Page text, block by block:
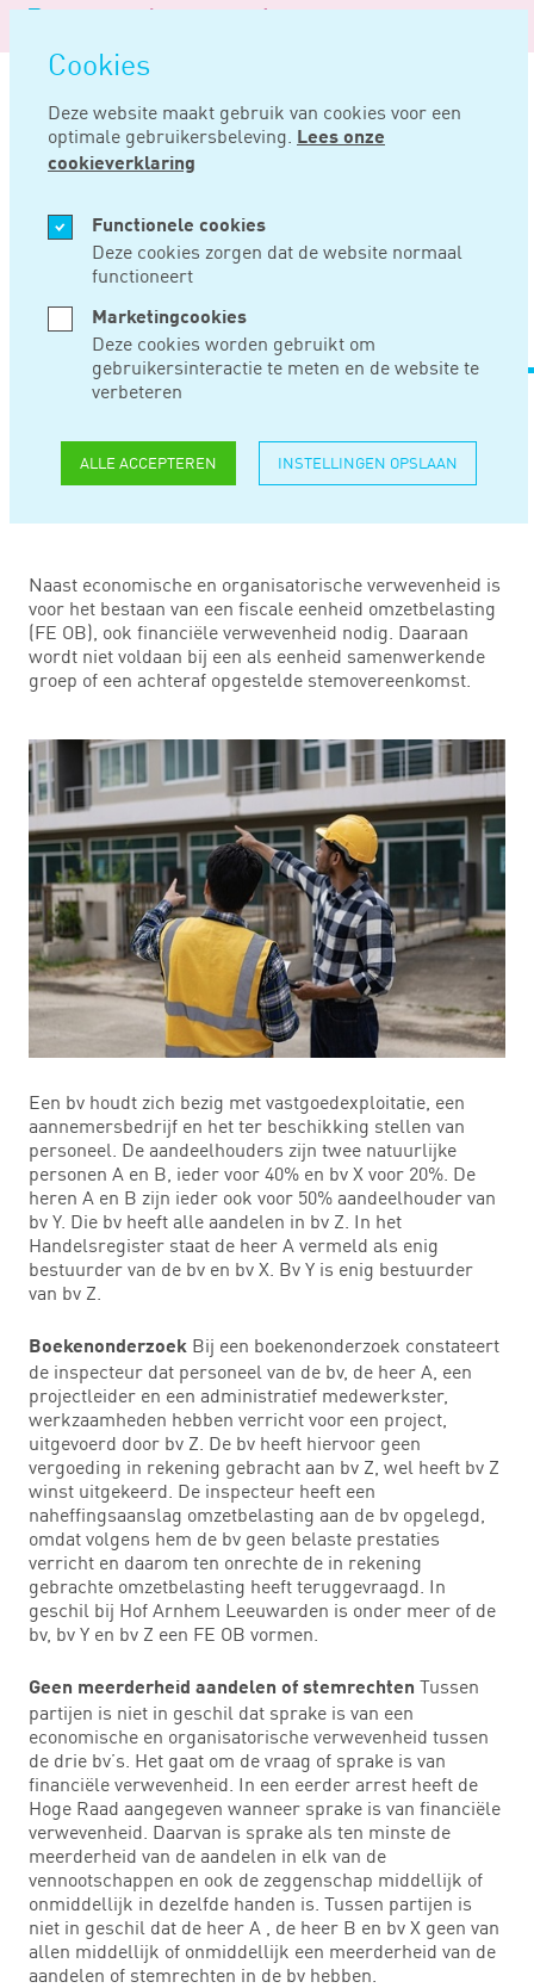
overslaan
Cookies
Deze website maakt gebruik van cookies voor een
optimale gebruikersbeleving. Lees onze
cookieverklaring
Functionele cookies
Deze cookies zorgen dat de website normaal
functioneert
Marketingcookies
Deze cookies worden gebruikt om
gebruikersinteractie te meten en de website te
verbeteren
ALLE ACCEPTEREN INSTELLINGEN OPSLAAN
Logo
Noord
Negentig
Home Nieuws
JUN 27, 2024
ACHTERAF
OPGESTELDE
LEIDT NIET TOT FE
OB
Naast economische en organisatorische verwevenheid is
voor het bestaan van een fiscale eenheid omzetbelasting
(FE OB), ook financiële verwevenheid nodig. Daaraan
wordt niet voldaan bij een als eenheid samenwerkende
groep of een achteraf opgestelde stemovereenkomst.
Een bv houdt zich bezig met vastgoedexploitatie, een
aannemersbedrijf en het ter beschikking stellen van
personeel. De aandeelhouders zijn twee natuurlijke
personen A en B, ieder voor 40% en bv X voor 20%. De
heren A en B zijn ieder ook voor 50% aandeelhouder van
bv Y. Die bv heeft alle aandelen in bv Z. In het
Handelsregister staat de heer A vermeld als enig
bestuurder van de bv en bv X. Bv Y is enig bestuurder
van bv Z.
Boekenonderzoek Bij een boekenonderzoek constateert
de inspecteur dat personeel van de bv, de heer A, een
projectleider en een administratief medewerkster,
werkzaamheden hebben verricht voor een project,
uitgevoerd door bv Z. De bv heeft hiervoor geen
vergoeding in rekening gebracht aan bv Z, wel heeft bv Z
winst uitgekeerd. De inspecteur heeft een
naheffingsaanslag omzetbelasting aan de bv opgelegd,
omdat volgens hem de bv geen belaste prestaties
verricht en daarom ten onrechte de in rekening
gebrachte omzetbelasting heeft teruggevraagd. In
geschil bij Hof Arnhem Leeuwarden is onder meer of de
bv, bv Y en bv Z een FE OB vormen.
Geen meerderheid aandelen of stemrechten Tussen
partijen is niet in geschil dat sprake is van een
economische en organisatorische verwevenheid tussen
de drie bv’s. Het gaat om de vraag of sprake is van
financiële verwevenheid. In een eerder arrest heeft de
Hoge Raad aangegeven wanneer sprake is van financiële
verwevenheid. Daarvan is sprake als ten minste de
meerderheid van de aandelen in elk van de
vennootschappen en ook de zeggenschap middellijk of
onmiddellijk in dezelfde handen is. Tussen partijen is
niet in geschil dat de heer A , de heer B en bv X geen van
allen middellijk of onmiddellijk een meerderheid van de
aandelen of stemrechten in de bv hebben.